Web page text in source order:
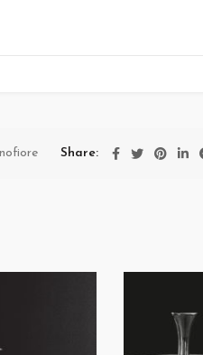
il fondamentale contributo del
Metallia, è una lega nobile a
di duttilità e grande resa
Share